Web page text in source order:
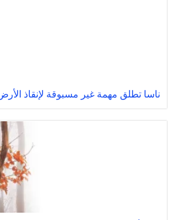
ناسا تطلق مهمة غير مسبوقة لإنقاذ